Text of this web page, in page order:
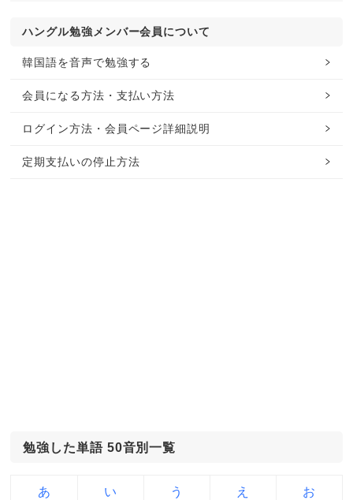
ハングル勉強メンバー会員について
韓国語を音声で勉強する
会員になる方法・支払い方法
ログイン方法・会員ページ詳細説明
定期支払いの停止方法
勉強した単語 50音別一覧
あ い う え お